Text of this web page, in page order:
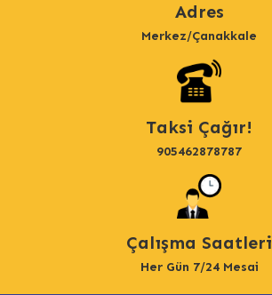
Adres
Merkez/Çanakkale
Taksi Çağır!
905462878787
Çalışma Saatleri
Her Gün 7/24 Mesai